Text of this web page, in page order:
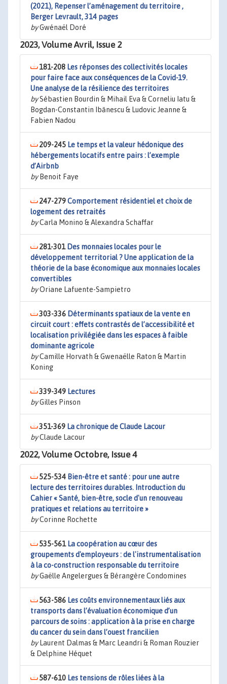
(2021), Repenser l’aménagement du territoire ,
Berger Levrault, 314 pages
byGwénaël Doré
2023, Volume Avril, Issue 2
181-208 Les réponses des collectivités locales
pour faire face aux conséquences de la Covid-19.
Une analyse de la résilience des territoires
bySébastien Bourdin & Mihail Eva & Corneliu Iatu &
Bogdan-Constantin Ibănescu & Ludovic Jeanne &
Fabien Nadou
209-245 Le temps et la valeur hédonique des
hébergements locatifs entre pairs : l’exemple
d’Airbnb
byBenoit Faye
247-279Comportement résidentiel et choix de
logement des retraités
byCarla Monino & Alexandra Schaffar
281-301 Des monnaies locales pour le
développement territorial ? Une application de la
théorie de la base économique aux monnaies locales
convertibles
byOriane Lafuente-Sampietro
303-336 Déterminants spatiaux de la vente en
circuit court : effets contrastés de l’accessibilité et
localisation privilégiée dans les espaces à faible
dominante agricole
byCamille Horvath & Gwenaëlle Raton & Martin
Koning
339-349 Lectures
byGilles Pinson
351-369 La chronique de Claude Lacour
byClaude Lacour
2022, Volume Octobre, Issue 4
525-534 Bien-être et santé : pour une autre
lecture des territoires durables. Introduction du
Cahier « Santé, bien-être, socle d'un renouveau
pratiques et relations au territoire »
byCorinne Rochette
535-561 La coopération au cœur des
groupements d'employeurs : de l'instrumentalisation
à la co-construction responsable du territoire
byGaëlle Angelergues & Bérangère Condomines
563-586 Les coûts environnementaux liés aux
transports dans l’évaluation économique d’un
parcours de soins : application à la prise en charge
du cancer du sein dans l’ouest francilien
byLaurent Dalmas & Marc Leandri & Roman Rouzier
& Delphine Héquet
587-610 Les tensions de rôles liées à la